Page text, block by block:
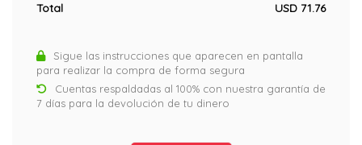
Total
USD 71.76
Sigue las instrucciones que aparecen en pantalla
para realizar la compra de forma segura
Cuentas respaldadas al 100% con nuestra garantía de
7 días para la devolución de tu dinero